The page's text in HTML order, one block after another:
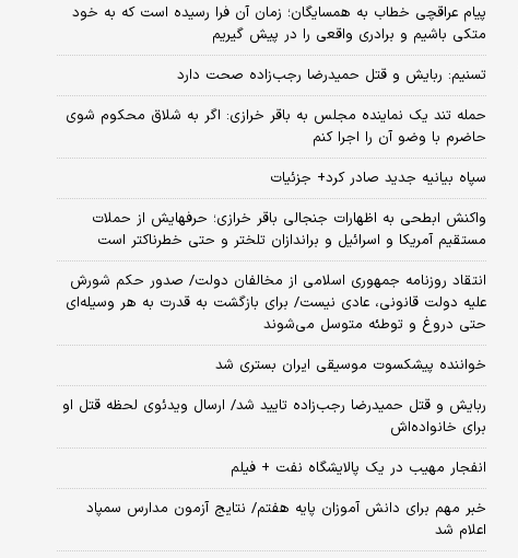
پیام عراقچی خطاب به همسایگان؛ زمان آن فرا رسیده است که به خود
متکی باشیم و برادری واقعی را در پیش گیریم
تسنیم: ربایش و قتل حمیدرضا رجب‌زاده صحت دارد
حمله تند یک نماینده مجلس به باقر خرازی: اگر به شلاق محکوم شوی
حاضرم با وضو آن را اجرا کنم
سپاه بیانیه جدید صادر کرد+ جزئیات
واکنش ابطحی به اظهارات جنجالی باقر خرازی؛ حرفهایش از حملات
مستقیم آمریکا و اسرائیل و براندازان تلختر و حتی خطرناکتر است
انتقاد روزنامه جمهوری اسلامی از مخالفان دولت/ صدور حکم شورش
علیه دولت قانونی، عادی نیست/ برای بازگشت به قدرت به هر وسیله‌ای
حتی دروغ و توطئه متوسل می‌شوند
خواننده پیشکسوت موسیقی ایران بستری شد
ربایش و قتل حمیدرضا رجب‌زاده تایید شد/ ارسال ویدئوی لحظه قتل او
برای خانواده‌اش
انفجار مهیب در یک پالایشگاه نفت + فیلم
خبر مهم برای دانش آموزان پایه هفتم/ نتایج آزمون مدارس سمپاد
اعلام شد